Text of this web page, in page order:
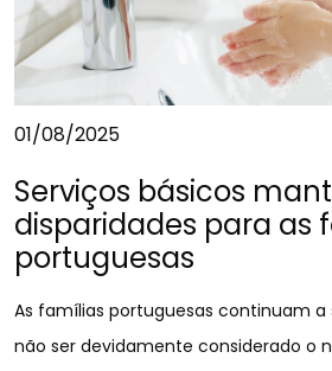
01/08/2025
Serviços básicos
disparidades para as
portuguesas
As famílias portuguesas continuam a
não ser devidamente considerado o